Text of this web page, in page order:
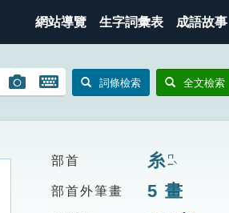
網站導覽 生字詞彙表 成語故事
圖
搜
開
鍵
圖
詞條檢索 全文檢索
部首 糸ㄇㄧˋ
部首外筆畫 5 畫